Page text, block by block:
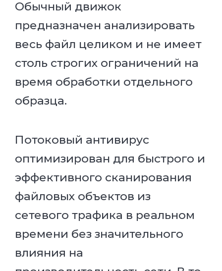
Обычный движок
предназначен анализировать
весь файл целиком и не имеет
столь строгих ограничений на
время обработки отдельного
образца.
Потоковый антивирус
оптимизирован для быстрого и
эффективного сканирования
файловых объектов из
сетевого трафика в реальном
времени без значительного
влияния на